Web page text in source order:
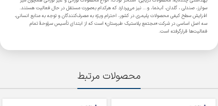
سوارز، صندلی ، گلدان، آب‌نما، و... نیز می‌پردازد که هرکدام به‌صورت مستقل در حال فعالیت هستند.
افزایش سطح کیفی محصولات پلیمری در کشور، احترام ویژه به مصرف‌کنندگان و توجه به منابع انسانی،
سه اصل اساسی در شرکت «مجتمع پلاستیک طبرستان» است که از ابتدای تأسیس سرلوحۀ تمام
فعالیت‌ها قرارگرفته است.
محصولات مرتبط